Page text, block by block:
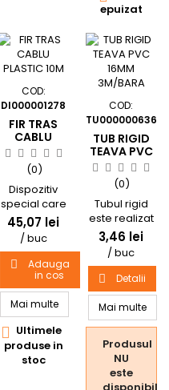
epuizat
COD:
DI000001278
FIR TRAS
CABLU
PLASTIC
10M
(0)
Dispozitiv
special care
ajuta la
introducerea
cablurilor
electrice prin
tubul flexibil,
rigid, etc.
45,07 lei
/ buc

Adauga
in cos
Mai multe
 Ultimele
produse in
stoc
COD:
TU000000636
TUB RIGID
TEAVA PVC
16MM
3M/BARA
(0)
Tubul rigid
este realizat
din PVC, are
diametrul
exterior de 16
mm si
lungimea de
3 m.Se
utilizeaza in
electrice,
pentru
protectia
3,46 lei
/ buc
 Detalii
Mai multe
Produsul
NU
este